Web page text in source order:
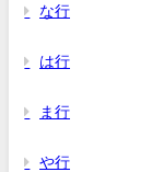
な行
は行
ま行
や行